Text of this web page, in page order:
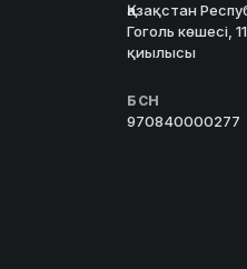
Қазақстан
Гоголь көшесі,
қиылысы
БСН
970840000277